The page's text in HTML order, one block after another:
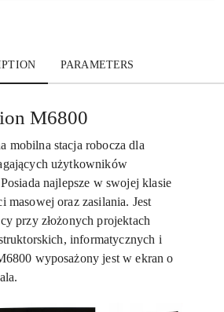
PARAMETERS
M6800
mobilna stacja robocza dla
użytkowników
najlepsze w swojej klasie
masowej oraz zasilania. Jest
przy złożonych projektach
informatycznych i
wyposażony jest w ekran o